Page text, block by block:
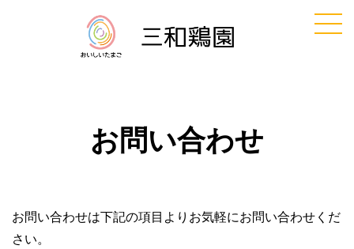
お問い合わせ
お問い合わせは下記の項目よりお気軽にお問い合わせくだ
さい。